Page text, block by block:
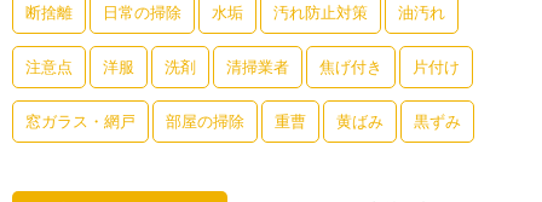
断捨離 日常の掃除 水垢 汚れ防止対策 油汚れ
注意点 洋服 洗剤 清掃業者 焦げ付き 片付け
窓ガラス・網戸 部屋の掃除 重曹 黄ばみ 黒ずみ